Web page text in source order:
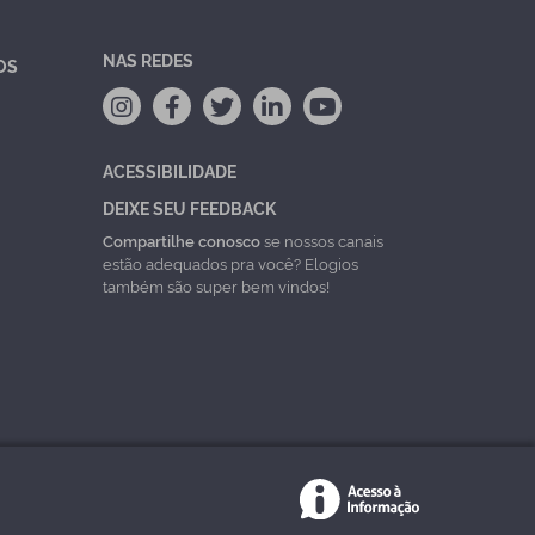
NAS REDES
ACESSIBILIDADE
DEIXE SEU FEEDBACK
Compartilhe conoscose nossos canais
estão adequados pra você? Elogios
também são super bem vindos!